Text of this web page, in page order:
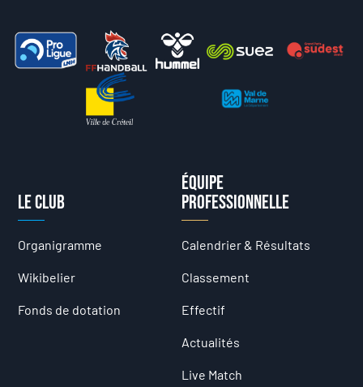
Le club
Organigramme
Wikibelier
Fonds de dotation
Équipe
professionnelle
Calendrier & Résultats
Classement
Effectif
Actualités
Live Match